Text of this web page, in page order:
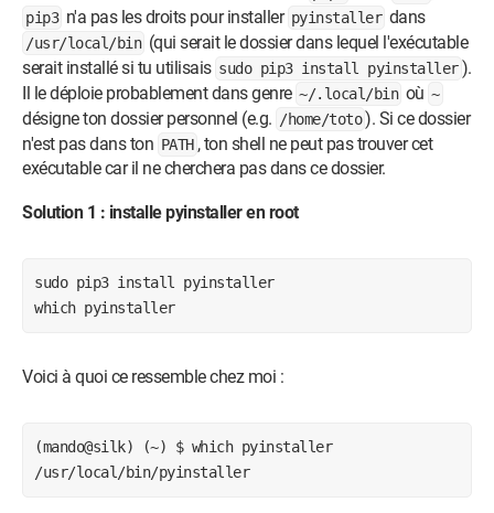
pip3 n'a pas les droits pour installer pyinstaller dans
/usr/local/bin (qui serait le dossier dans lequel l'exécutable
serait installé si tu utilisais sudo pip3 install pyinstaller ).
Il le déploie probablement dans genre ~/.local/bin où ~
désigne ton dossier personnel (e.g. /home/toto). Si ce dossier
n'est pas dans ton PATH , ton shell ne peut pas trouver cet
exécutable car il ne cherchera pas dans ce dossier.
Solution 1 : installe pyinstaller en root
sudo pip3 install pyinstaller
which pyinstaller
Voici à quoi ce ressemble chez moi :
(mando@silk) (~) $ which pyinstaller
/usr/local/bin/pyinstaller